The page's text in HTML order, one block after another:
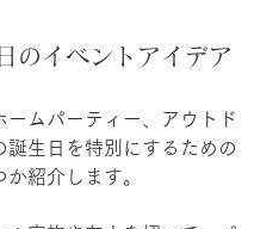
のイベントアイデア
ムパーティー、アウトド
誕生日を特別にするための
紹介します。